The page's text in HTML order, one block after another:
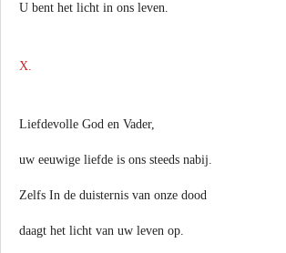
U bent het licht in ons leven.
X.
Liefdevolle God en Vader,
uw eeuwige liefde is ons steeds nabij.
Zelfs In de duisternis van onze dood
daagt het licht van uw leven op.